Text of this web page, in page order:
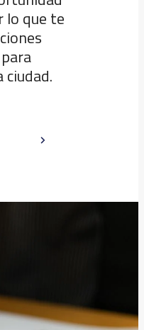
lo que te
ciudad.